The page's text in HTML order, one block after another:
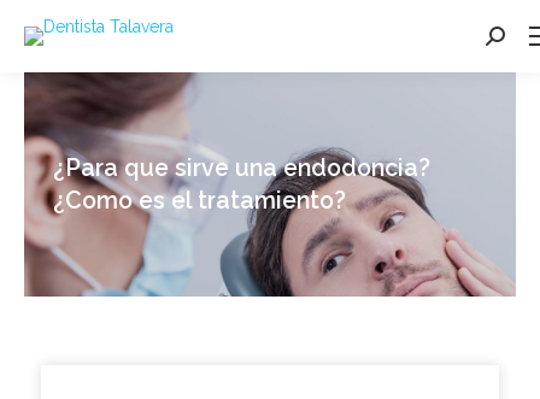
¿Para que sirve una endodoncia?
¿Como es el tratamiento?